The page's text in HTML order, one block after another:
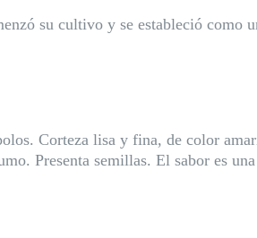
su cultivo y se estableció como
Corteza lisa y fina, de color
Presenta semillas. El sabor es